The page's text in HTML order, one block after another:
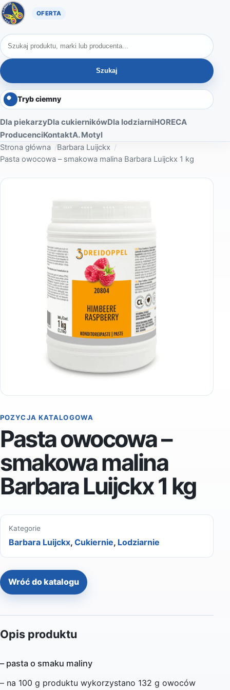
Oferta A. Motyl
Szukaj produktów
Szukaj
Tryb ciemny
Dla piekarzyDla cukiernikówDla lodziarniHORECA
ProducenciKontaktA. Motyl
Strona główna
Barbara Luijckx
Pasta owocowa – smakowa malina Barbara Luijckx 1 kg
POZYCJA KATALOGOWA
Pasta owocowa –
smakowa malina
Barbara Luijckx 1 kg
Kategorie
Barbara Luijckx, Cukiernie, Lodziarnie
Wróć do katalogu
Opis produktu
– pasta o smaku maliny
– na 100 g produktu wykorzystano 132 g owoców